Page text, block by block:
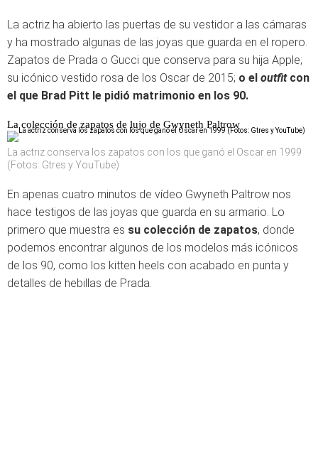
La actriz ha abierto las puertas de su vestidor a las cámaras
y ha mostrado algunas de las joyas que guarda en el ropero.
Zapatos de Prada o Gucci que conserva para su hija Apple;
su icónico vestido rosa de los Oscar de 2015; o el outfit con
el que Brad Pitt le pidió matrimonio en los 90.
La colección de zapatos de lujo de Gwyneth Paltrow
La actriz conserva los zapatos con los que ganó el Oscar en 1999
(Fotos: Gtres y YouTube)
En apenas cuatro minutos de vídeo Gwyneth Paltrow nos
hace testigos de las joyas que guarda en su armario. Lo
primero que muestra es su colección de zapatos, donde
podemos encontrar algunos de los modelos más icónicos
de los 90, como los kitten heels con acabado en punta y
detalles de hebillas de Prada.